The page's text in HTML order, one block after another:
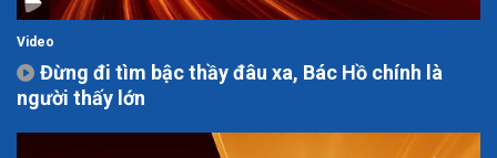
Video
Đừng đi tìm bậc thầy đâu xa, Bác Hồ chính là
người thấy lớn